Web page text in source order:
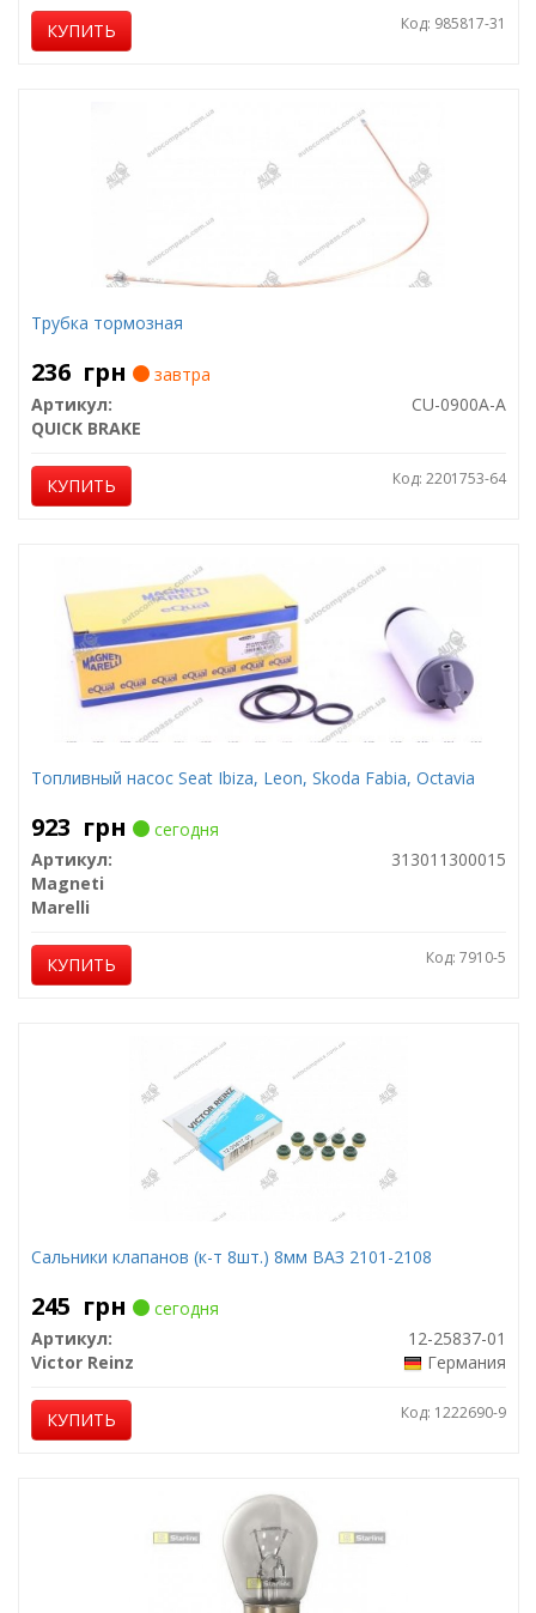
КУПИТЬ Код: 985817-31
Трубка тормозная
236 грн
завтра
Артикул:
CU-0900A-A
QUICK BRAKE
КУПИТЬ Код: 2201753-64
Топливный насос Seat Ibiza, Leon, Skoda Fabia, Octavia
923 грн
сегодня
Артикул:
313011300015
Magneti
Marelli
КУПИТЬ Код: 7910-5
Сальники клапанов (к-т 8шт.) 8мм ВАЗ 2101-2108
245 грн
сегодня
Артикул:
12-25837-01
Victor Reinz
Германия
КУПИТЬ Код: 1222690-9